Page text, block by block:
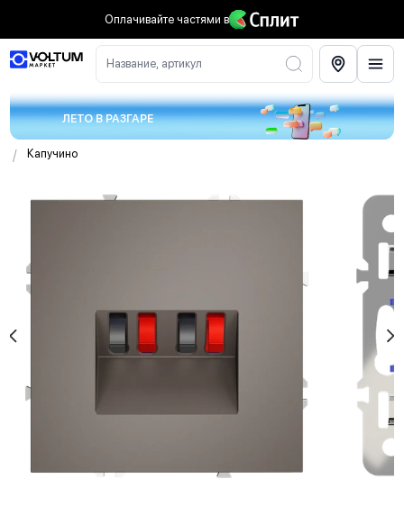
Оплачивайте частями в
Название, артикул
ЛЕТО В РАЗГАРЕ
/ Капучино